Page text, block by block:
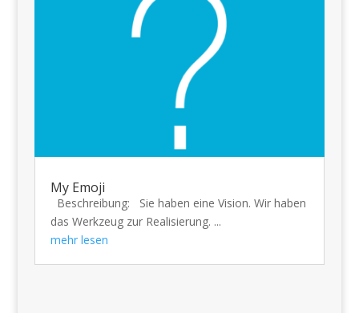
My Emoji
Beschreibung: Sie haben eine Vision. Wir haben
das Werkzeug zur Realisierung. ...
mehr lesen